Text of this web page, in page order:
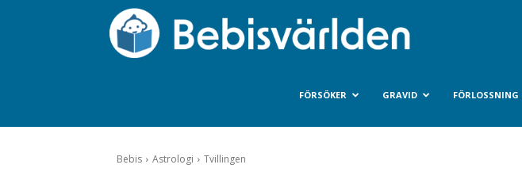
FÖRSÖKER GRAVID FÖRLOSSNING
Bebis Astrologi Tvillingen